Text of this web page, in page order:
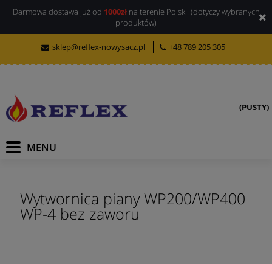
Darmowa dostawa już od 1000złna terenie Polski! (dotyczy wybranych
produktów)
sklep@reflex-nowysacz.pl +48 789 205 305
(PUSTY)
Wytwornica piany WP200/WP400
WP-4 bez zaworu